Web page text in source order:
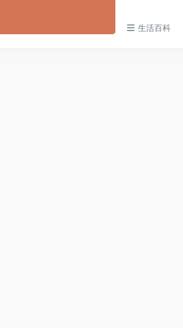
生活百科